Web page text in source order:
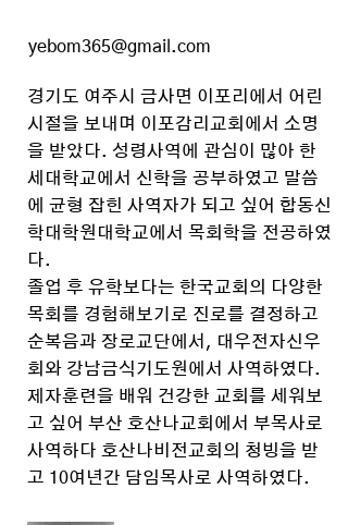
yebom365@gmail.com
경기도 여주시 금사면 이포리에서 어린
시절을 보내며 이포감리교회에서 소명
을 받았다. 성령사역에 관심이 많아 한
세대학교에서 신학을 공부하였고 말씀
에 균형 잡힌 사역자가 되고 싶어 합동신
학대학원대학교에서 목회학을 전공하였
다.
졸업 후 유학보다는 한국교회의 다양한
목회를 경험해보기로 진로를 결정하고
순복음과 장로교단에서, 대우전자신우
회와 강남금식기도원에서 사역하였다.
제자훈련을 배워 건강한 교회를 세워보
고 싶어 부산 호산나교회에서 부목사로
사역하다 호산나비전교회의 청빙을 받
고 10여년간 담임목사로 사역하였다.